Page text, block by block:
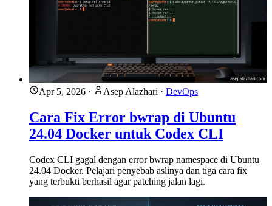
Apr 5, 2026 · Asep Alazhari · DevOps
Cara Fix Error bwrap di Ubuntu
24.04 Docker untuk Codex CLI
Codex CLI gagal dengan error bwrap namespace di Ubuntu
24.04 Docker. Pelajari penyebab aslinya dan tiga cara fix
yang terbukti berhasil agar patching jalan lagi.